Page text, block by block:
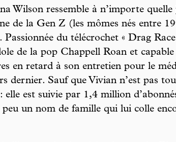
Wilson ressemble à n’importe quelle
de la Gen Z (les mômes nés entre
Passionnée du télécrochet « Drag Race
de la pop Chappell Roan et
en retard à son entretien pour le
dernier. Sauf que Vivian n’est pas
elle est suivie par 1,4 million
un nom de famille qui lui colle